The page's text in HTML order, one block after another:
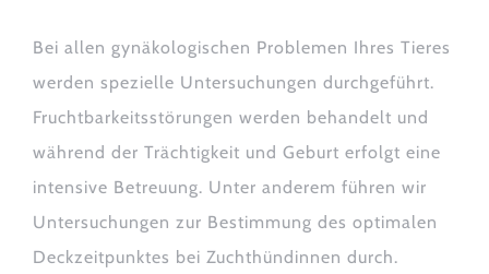
Bei allen gynäkologischen Problemen Ihres Tieres
werden spezielle Untersuchungen durchgeführt.
Fruchtbarkeitsstörungen werden behandelt und
während der Trächtigkeit und Geburt erfolgt eine
intensive Betreuung. Unter anderem führen wir
Untersuchungen zur Bestimmung des optimalen
Deckzeitpunktes bei Zuchthündinnen durch.